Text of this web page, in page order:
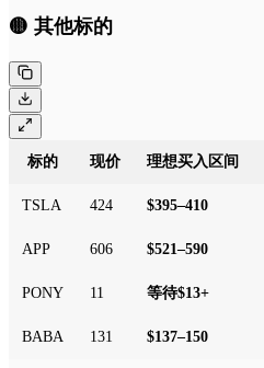
🟡 其他标的
标的 现价 理想买入区间
TSLA 424 $395–410
APP 606 $521–590
PONY 11 等待$13+
BABA 131 $137–150